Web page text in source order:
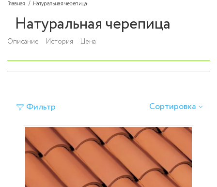
Главная Натуральная черепица
Натуральная черепица
Описание История Цена
‹ ›
Фильтр Сортировка